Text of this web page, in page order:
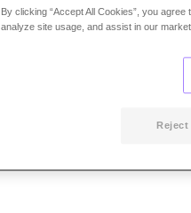
By clicking “Accept All Cookies”, you
analyze site usage, and assist in our